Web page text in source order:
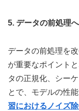
5. データの前処理
データの前処理を
が重要なポイント
タの正規化、シー
とで、モデルの性
習におけるノイズ